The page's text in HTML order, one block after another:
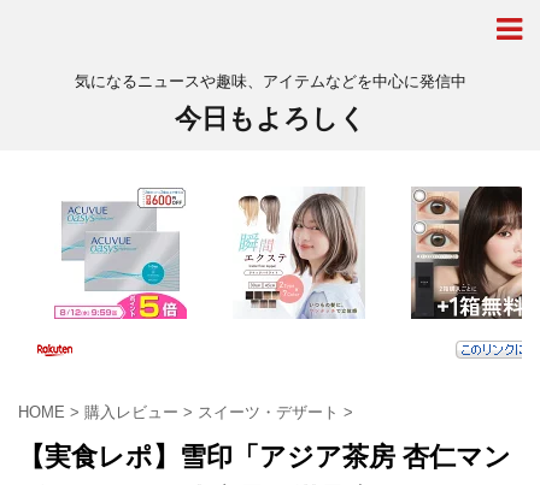
気になるニュースや趣味、アイテムなどを中心に発信中
今日もよろしく
HOME > 購入レビュー > スイーツ・デザート >
【実食レポ】雪印「アジア茶房 杏仁マン